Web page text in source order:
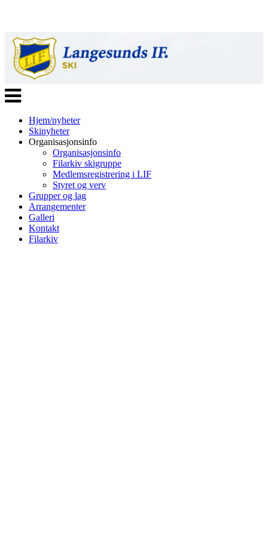
Veksle
navigasjon
Hjem/nyheter
Skinyheter
Organisasjonsinfo
Organisasjonsinfo
Filarkiv skigruppe
Medlemsregistrering i LIF
Styret og verv
Grupper og lag
Arrangementer
Galleri
Kontakt
Filarkiv